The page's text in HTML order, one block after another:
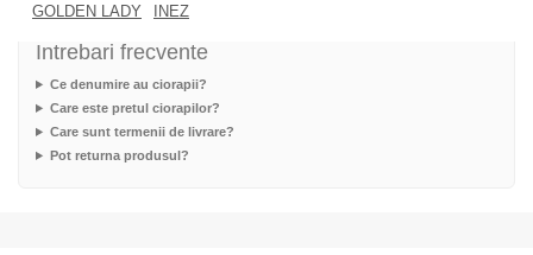
GOLDEN LADY
INEZ
Intrebari frecvente
Ce denumire au ciorapii?
Care este pretul ciorapilor?
Care sunt termenii de livrare?
Pot returna produsul?